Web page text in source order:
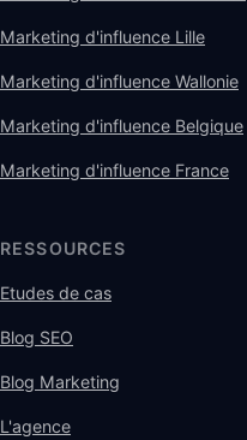
Marketing d'influence Lille
Marketing d'influence Wallonie
Marketing d'influence Belgique
Marketing d'influence France
RESSOURCES
Etudes de cas
Blog SEO
Blog Marketing
L'agence